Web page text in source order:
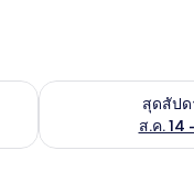
ดาห์นี้ ส.ค. 7 - ส.ค. 9
สุดสัป
ส.ค. 14
ตรวจสอบจำนวนห้อ